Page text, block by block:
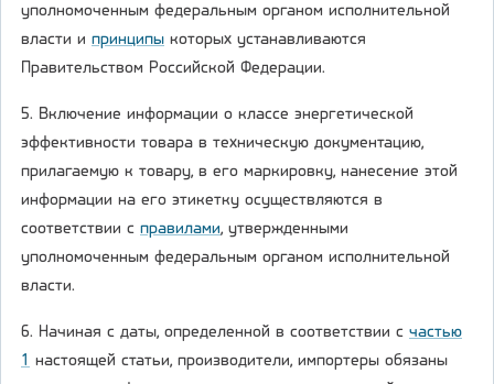
уполномоченным федеральным органом исполнительной
власти и принципы которых устанавливаются
Правительством Российской Федерации.
5. Включение информации о классе энергетической
эффективности товара в техническую документацию,
прилагаемую к товару, в его маркировку, нанесение этой
информации на его этикетку осуществляются в
соответствии с правилами, утвержденными
уполномоченным федеральным органом исполнительной
власти.
6. Начиная с даты, определенной в соответствии с частью
1 настоящей статьи, производители, импортеры обязаны